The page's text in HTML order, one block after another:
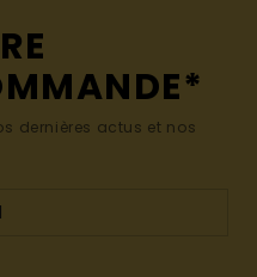
dernières actus et nos